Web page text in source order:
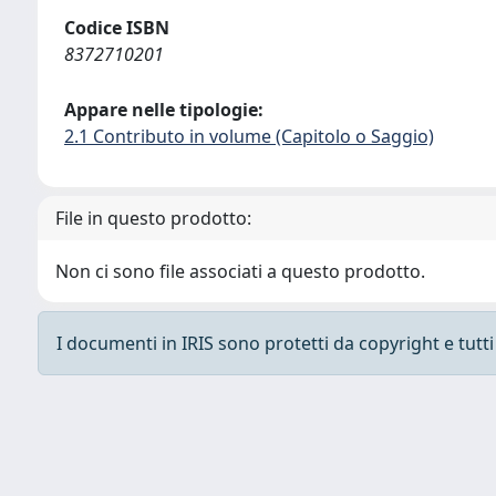
Codice ISBN
8372710201
Appare nelle tipologie:
2.1 Contributo in volume (Capitolo o Saggio)
File in questo prodotto:
Non ci sono file associati a questo prodotto.
I documenti in IRIS sono protetti da copyright e